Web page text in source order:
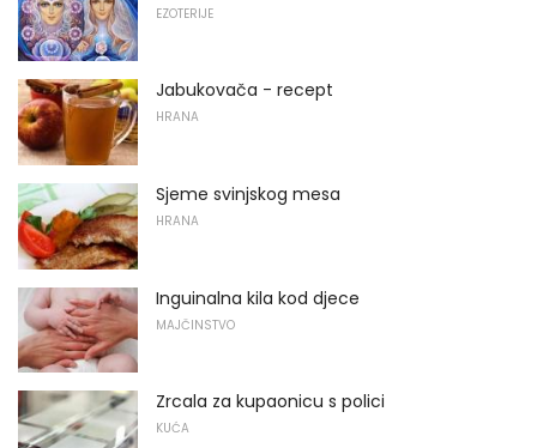
EZOTERIJE
Jabukovača - recept
HRANA
Sjeme svinjskog mesa
HRANA
Inguinalna kila kod djece
MAJČINSTVO
Zrcala za kupaonicu s polici
KUĆA